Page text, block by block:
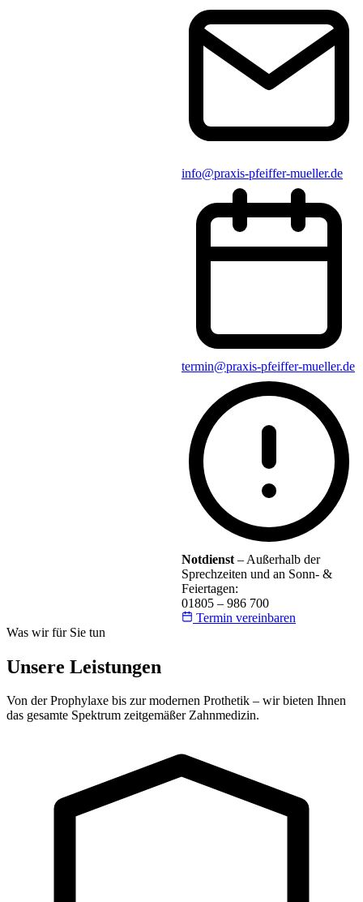
info@praxis-pfeiffer-mueller.de
termin@praxis-pfeiffer-mueller.de
Notdienst – Außerhalb der
Sprechzeiten und an Sonn- &
Feiertagen:
01805 – 986 700
Termin vereinbaren
Was wir für Sie tun
Unsere Leistungen
Von der Prophylaxe bis zur modernen Prothetik – wir bieten Ihnen
das gesamte Spektrum zeitgemäßer Zahnmedizin.